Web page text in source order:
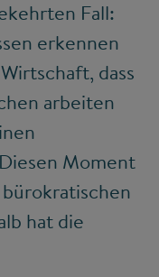
Fall:
erkennen
dass
arbeiten
Moment
hat die